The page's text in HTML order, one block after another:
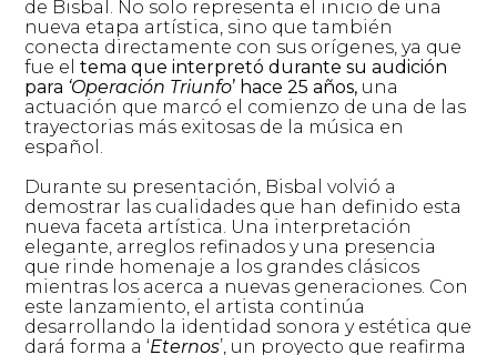
de Bisbal. No solo representa el inicio de una
nueva etapa artística, sino que también
conecta directamente con sus orígenes, ya que
fue eltema que interpretó durante su audición
para ‘Operación Triunfo’ hace 25 años, una
actuación que marcó el comienzo de una de las
trayectorias más exitosas de la música en
español.
Durante su presentación, Bisbal volvió a
demostrar las cualidades que han definido esta
nueva faceta artística. Una interpretación
elegante, arreglos refinados y una presencia
que rinde homenaje a los grandes clásicos
mientras los acerca a nuevas generaciones. Con
este lanzamiento, el artista continúa
desarrollando la identidad sonora y estética que
dará forma a ‘Eternos’, un proyecto que reafirma